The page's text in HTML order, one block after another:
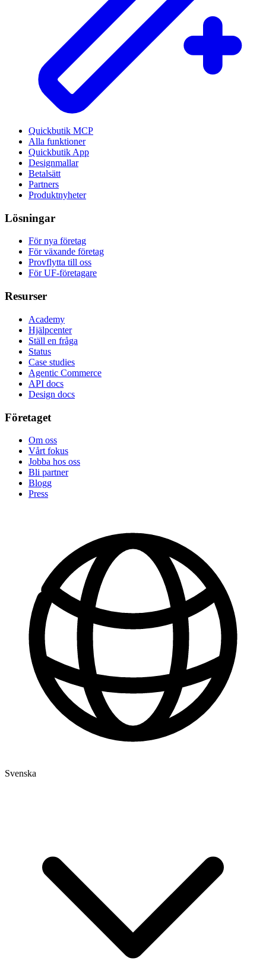
Quickbutik MCP
Alla funktioner
Quickbutik App
Designmallar
Betalsätt
Partners
Produktnyheter
Lösningar
För nya företag
För växande företag
Provflytta till oss
För UF-företagare
Resurser
Academy
Hjälpcenter
Ställ en fråga
Status
Case studies
Agentic Commerce
API docs
Design docs
Företaget
Om oss
Vårt fokus
Jobba hos oss
Bli partner
Blogg
Press
Svenska